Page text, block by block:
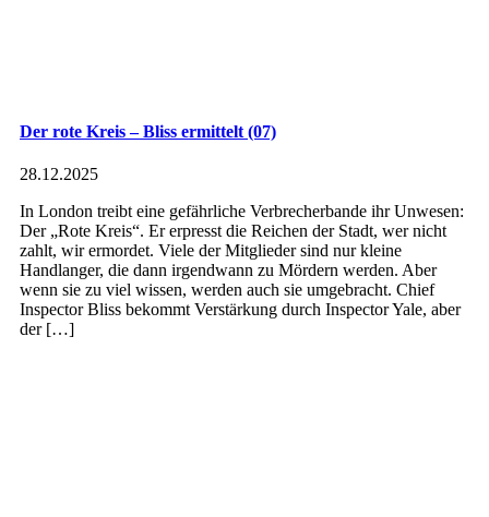
Der rote Kreis – Bliss ermittelt (07)
28.12.2025
In London treibt eine gefährliche Verbrecherbande ihr Unwesen:
Der „Rote Kreis“. Er erpresst die Reichen der Stadt, wer nicht
zahlt, wir ermordet. Viele der Mitglieder sind nur kleine
Handlanger, die dann irgendwann zu Mördern werden. Aber
wenn sie zu viel wissen, werden auch sie umgebracht. Chief
Inspector Bliss bekommt Verstärkung durch Inspector Yale, aber
der […]